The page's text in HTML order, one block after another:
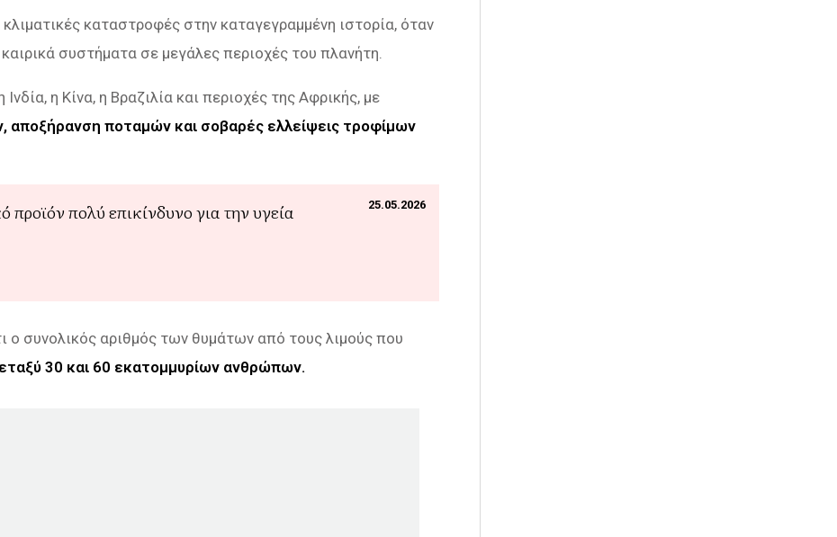
καταστροφές στην καταγεγραμμένη ιστορία, όταν
συστήματα σε μεγάλες περιοχές του πλανήτη.
η Κίνα, η Βραζιλία και περιοχές της Αφρικής, με
αποξήρανση ποταμών και σοβαρές ελλείψεις τροφίμων
25.05.2026
προϊόν πολύ επικίνδυνο για την υγεία
ο συνολικός αριθμός των θυμάτων από τους λιμούς που
30 και 60 εκατομμυρίων ανθρώπων.